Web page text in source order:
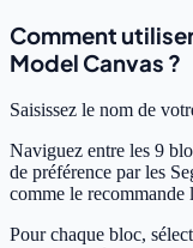
Comment
Model Canvas ?
Saisissez le nom de
Naviguez entre les 9
de préférence par les
comme le recommande
Pour chaque bloc,